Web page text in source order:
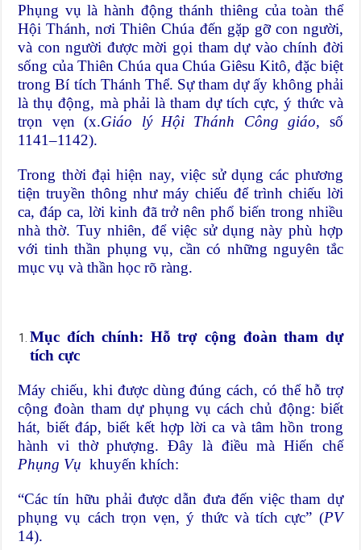
Phụng vụ là hành động thánh thiêng của toàn thể
Hội Thánh, nơi Thiên Chúa đến gặp gỡ con người,
và con người được mời gọi tham dự vào chính đời
sống của Thiên Chúa qua Chúa Giêsu Kitô, đặc biệt
trong Bí tích Thánh Thể. Sự tham dự ấy không phải
là thụ động, mà phải là tham dự tích cực, ý thức và
trọn vẹn (x.Giáo lý Hội Thánh Công giáo, số
1141–1142).
Trong thời đại hiện nay, việc sử dụng các phương
tiện truyền thông như máy chiếu để trình chiếu lời
ca, đáp ca, lời kinh đã trở nên phổ biến trong nhiều
nhà thờ. Tuy nhiên, để việc sử dụng này phù hợp
với tinh thần phụng vụ, cần có những nguyên tắc
mục vụ và thần học rõ ràng.
Mục đích chính: Hỗ trợ cộng đoàn tham dự
tích cực
Máy chiếu, khi được dùng đúng cách, có thể hỗ trợ
cộng đoàn tham dự phụng vụ cách chủ động: biết
hát, biết đáp, biết kết hợp lời ca và tâm hồn trong
hành vi thờ phượng. Đây là điều mà Hiến chế
Phụng Vụ khuyến khích:
“Các tín hữu phải được dẫn đưa đến việc tham dự
phụng vụ cách trọn vẹn, ý thức và tích cực” (PV
14).